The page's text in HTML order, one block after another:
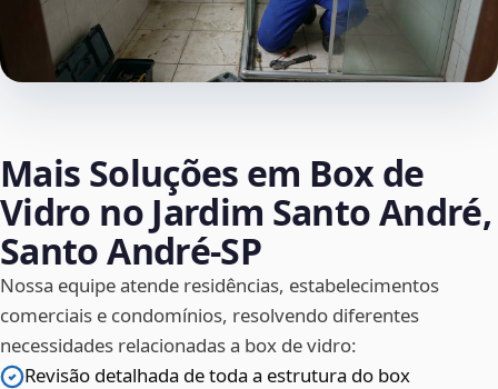
Mais Soluções em Box de
Vidro no Jardim Santo André,
Santo André‑SP
Nossa equipe atende residências, estabelecimentos
comerciais e condomínios, resolvendo diferentes
necessidades relacionadas a box de vidro:
Revisão detalhada de toda a estrutura do box